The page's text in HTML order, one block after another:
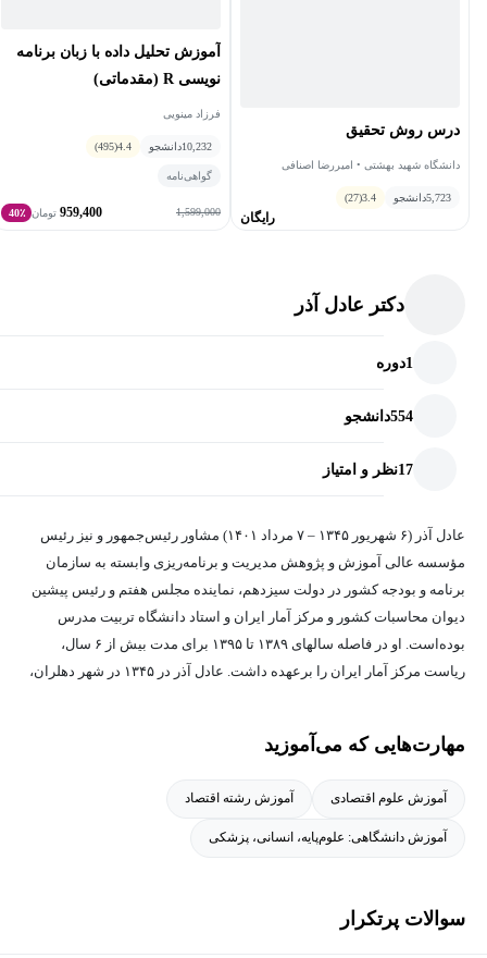
درس روش تحقیق
دانشگاه شهید بهشتی • امیررضا اصنافی
5,723دانشجو 3.4
(27)
رایگان
آموزش تحلیل داده با زبان برنامه
نویسی R (مقدماتی)
فرزاد مینویی
10,232دانشجو 4.4
(495)
گواهی‌نامه
1,599,000
959,400 تومان 40٪
دکتر عادل آذر
1دوره
554دانشجو
17نظر و امتیاز
عادل آذر (۶ شهریور ۱۳۴۵ – ۷ مرداد ۱۴۰۱) مشاور رئیس‌جمهور و نیز رئیس
مؤسسه عالی آموزش و پژوهش مدیریت و برنامه‌ریزی وابسته به سازمان
برنامه و بودجه کشور در دولت سیزدهم، نماینده مجلس هفتم و رئیس پیشین
دیوان محاسبات کشور و مرکز آمار ایران و استاد دانشگاه تربیت مدرس
بوده‌است. او در فاصله سالهای ۱۳۸۹ تا ۱۳۹۵ برای مدت بیش از ۶ سال،
ریاست مرکز آمار ایران را برعهده داشت. عادل آذر در ۱۳۴۵ در شهر دهلران،
و پژوهشی وی می‌باشد.
مهارت‌هایی که می‌آموزید
آموزش علوم اقتصادی آموزش رشته اقتصاد
آموزش دانشگاهی: علوم‌پایه، انسانی، پزشکی
سوالات پرتکرار